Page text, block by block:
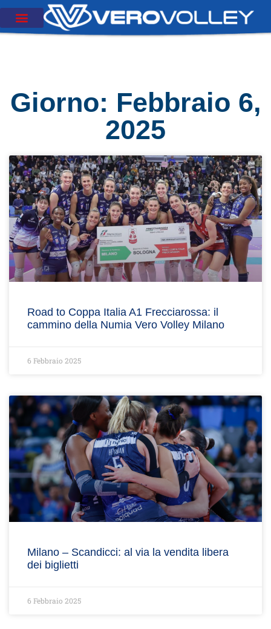
Giorno: Febbraio 6,
2025
Road to Coppa Italia A1 Frecciarossa: il
cammino della Numia Vero Volley Milano
6 Febbraio 2025
Milano – Scandicci: al via la vendita libera
dei biglietti
6 Febbraio 2025